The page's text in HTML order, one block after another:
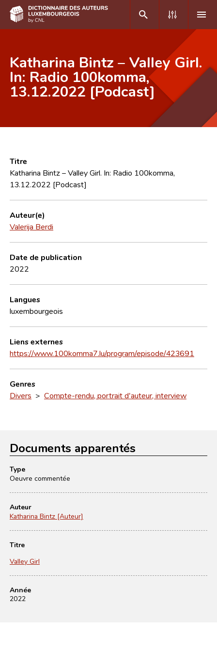
DE FR
Accueil
Recherche avancée
CNL
Équipe scientifique
Katharina Bintz – Valley Girl.
In: Radio 100komma,
13.12.2022 [Podcast]
Titre
Katharina Bintz – Valley Girl. In: Radio 100komma,
13.12.2022 [Podcast]
Auteur(e)
Valerija Berdi
Date de publication
2022
Langues
luxembourgeois
Liens externes
https://www.100komma7.lu/program/episode/423691
Genres
Divers > Compte-rendu, portrait d'auteur, interview
Documents apparentés
Type
Oeuvre commentée
Auteur
Katharina Bintz [Auteur]
Titre
Valley Girl
Année
2022